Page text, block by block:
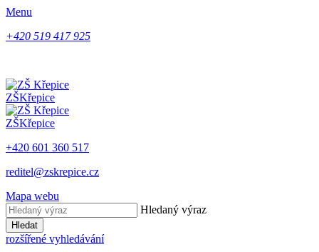
Menu
+420 519 417 925
ZŠKřepice
ZŠKřepice
+420 601 360 517
reditel@zskrepice.cz
Mapa webu
Hledaný výraz
Hledat
rozšířené vyhledávání